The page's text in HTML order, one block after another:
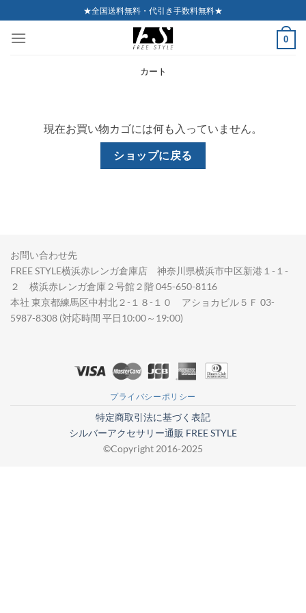
to
content
★全国送料無料・代引き手数料無料★
0
カート
現在お買い物カゴには何も入っていません。
ショップに戻る
お問い合わせ先
FREE STYLE横浜赤レンガ倉庫店 神奈川県横浜市中区新港１-１-
２ 横浜赤レンガ倉庫２号館２階 045-650-8116
本社 東京都練馬区中村北２-１８-１０ アショカビル５Ｆ 03-
5987-8308 (対応時間 平日10:00～19:00)
プライバシーポリシー
特定商取引法に基づく表記
シルバーアクセサリー通販 FREE STYLE
©Copyright 2016-2025